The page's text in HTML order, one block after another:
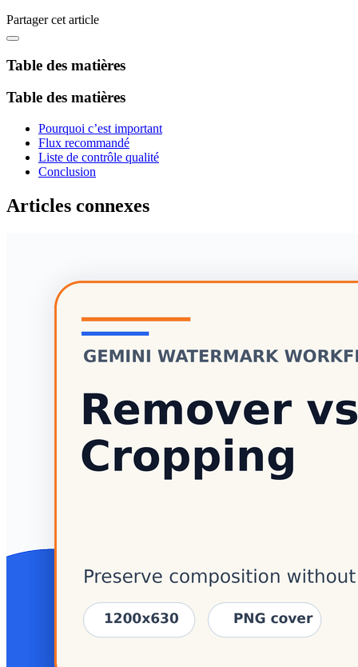
Partager cet article
Table des matières
Table des matières
Pourquoi c’est important
Flux recommandé
Liste de contrôle qualité
Conclusion
Articles connexes